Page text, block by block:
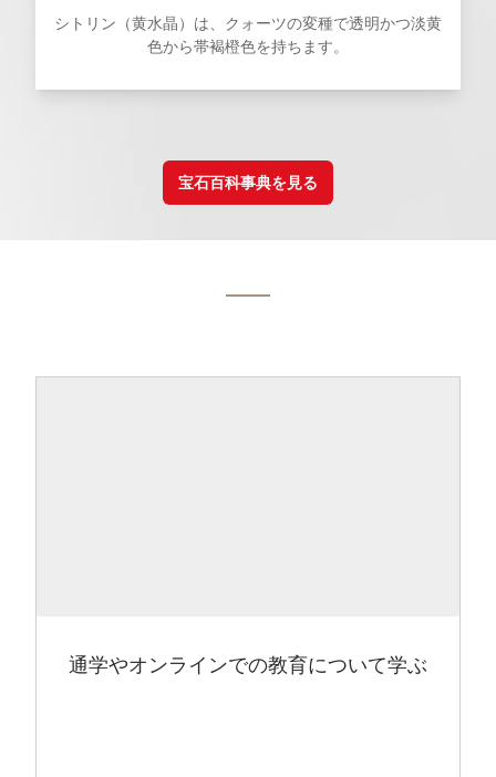
シトリン（黄水晶）は、クォーツの変種で透明かつ淡黄
色から帯褐橙色を持ちます。
宝石百科事典を見る
通学やオンラインでの教育について学ぶ